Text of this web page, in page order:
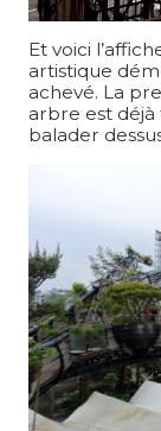
Et voici
artistique
achevé. La
arbre est
balader